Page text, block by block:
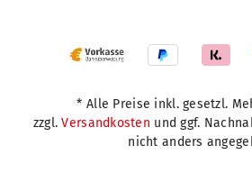
* Alle Preise inkl. gesetzl.
zzgl.Versandkosten und ggf.
nicht anders